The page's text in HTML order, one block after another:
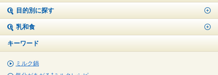
目的別に探す
乳和食
キーワード
ミルク鍋